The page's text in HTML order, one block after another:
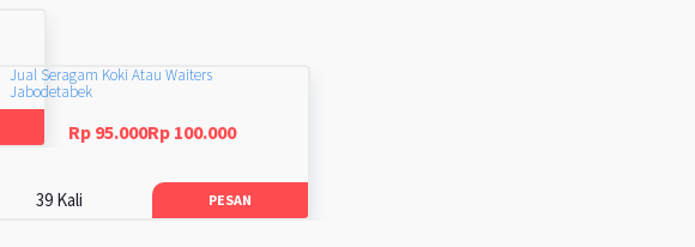
Jual Seragam Koki Atau Waiters
Jabodetabek
Rp 95.000Rp 100.000
39 Kali PESAN